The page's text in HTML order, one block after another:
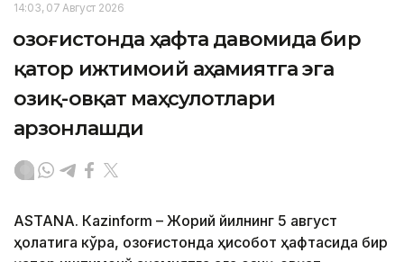
14:03, 07 Август 2026
Қозоғистонда ҳафта давомида бир
қатор ижтимоий аҳамиятга эга
озиқ-овқат маҳсулотлари
арзонлашди
ASTANА. Кazinform – Жорий йилнинг 5 август
ҳолатига кўра, Қозоғистонда ҳисобот ҳафтасида бир